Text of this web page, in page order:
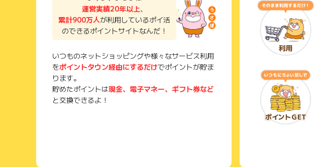
運営実績20年以上、
累計900万人が利用しているポイ活
のできるポイントサイトなんだ！
いつものネットショッピングや様々なサービス利用
をポイントタウン経由にするだけでポイントが貯ま
ります。
貯めたポイントは現金、電子マネー、ギフト券など
と交換できるよ！